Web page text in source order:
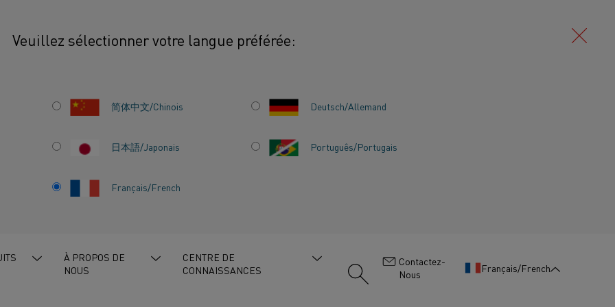
Veuillez sélectionner votre langue préférée:
简体中文/Chinois Deutsch/Allemand
日本語/Japonais Português/Portugais
Français/French
À PROPOS DE
NOUS
CENTRE DE
CONNAISSANCES
:
Contactez-
Nous
Français/French
Matériaux de résistance Environnement durable Carbure de silicium